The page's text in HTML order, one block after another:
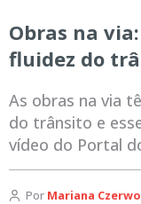
Obras na
fluidez do
As obras na via
do trânsito e
vídeo do Portal
Por Mariana